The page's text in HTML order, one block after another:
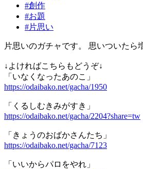
#創作
#お題
#片思い
片思いのガチャです。 思いついたら
↓よければこちらもどうぞ↓
「いなくなったあのこ」
https://odaibako.net/gacha/1950
「くるしむきみがすき」
https://odaibako.net/gacha/2204?share=tw
「きょうのおばかさんたち」
https://odaibako.net/gacha/7123
「いいからパロをやれ」